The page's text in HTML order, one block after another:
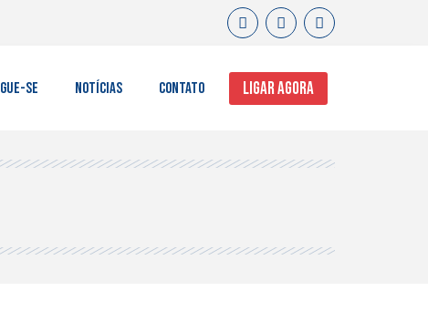
se Notícias Contato LIGAR AGORA